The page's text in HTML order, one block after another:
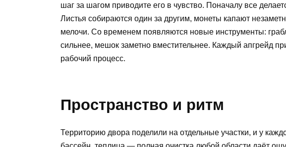
шаг за шагом приводите его в чувство. Поначалу все
Листья собираются один за другим, монеты капают
мелочи. Со временем появляются новые инструменты:
сильнее, мешок заметно вместительнее. Каждый апгрейд
рабочий процесс.
Пространство и ритм
Территорию двора поделили на отдельные участки, и у